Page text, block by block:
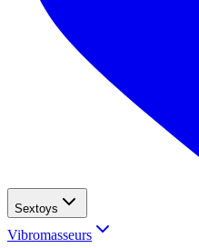
Sextoys
Vibromasseurs